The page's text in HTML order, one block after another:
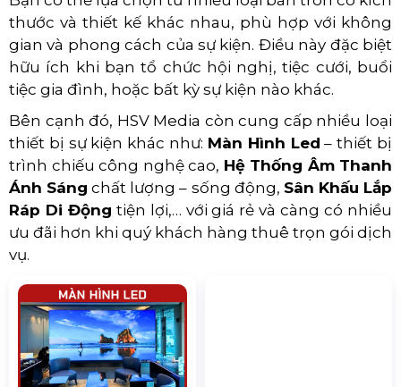
Bố Trí, Sắp Xếp Bàn Tròn Sự Kiện
3. Tạo tầm nhìn tốt hơn đến sân khấu
Lựa chọn bàn tròn đãi tiệc mang lại một lợi thế
quan trọng là các khách mời có thể dễ dàng
quan sát sân khấu mà không bị che khuất bởi
các thành viên trong bàn.
4. Phù hợp với nhiều loại ghế khác nhau
Bàn tròn linh hoạt khi kết hợp với các loại ghế
khác nhau như ghế banquet, ghế xếp, hay ghế
tiffany. Bạn có thể thêm tính thẩm mỹ bằng cách
chọn bọc ghế trùng màu với khăn trải bàn, hoặc
có thể tiết kiệm ngân sách bằng cách sử dụng
ghế inox tròn với bàn.